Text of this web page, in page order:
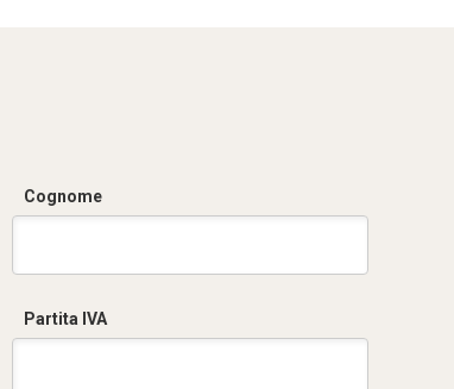
Cognome
Partita IVA